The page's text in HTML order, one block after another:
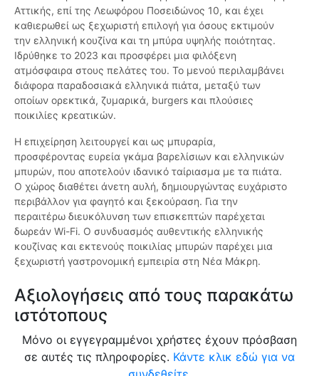
Αττικής, επί της Λεωφόρου Ποσειδώνος 10, και έχει
καθιερωθεί ως ξεχωριστή επιλογή για όσους εκτιμούν
την ελληνική κουζίνα και τη μπύρα υψηλής ποιότητας.
Ιδρύθηκε το 2023 και προσφέρει μια φιλόξενη
ατμόσφαιρα στους πελάτες του. Το μενού περιλαμβάνει
διάφορα παραδοσιακά ελληνικά πιάτα, μεταξύ των
οποίων ορεκτικά, ζυμαρικά, burgers και πλούσιες
ποικιλίες κρεατικών.
Η επιχείρηση λειτουργεί και ως μπυραρία,
προσφέροντας ευρεία γκάμα βαρελίσιων και ελληνικών
μπυρών, που αποτελούν ιδανικό ταίριασμα με τα πιάτα.
Ο χώρος διαθέτει άνετη αυλή, δημιουργώντας ευχάριστο
περιβάλλον για φαγητό και ξεκούραση. Για την
περαιτέρω διευκόλυνση των επισκεπτών παρέχεται
δωρεάν Wi-Fi. Ο συνδυασμός αυθεντικής ελληνικής
κουζίνας και εκτενούς ποικιλίας μπυρών παρέχει μια
ξεχωριστή γαστρονομική εμπειρία στη Νέα Μάκρη.
Αξιολογήσεις από τους παρακάτω
ιστότοπους
Μόνο οι εγγεγραμμένοι χρήστες έχουν πρόσβαση
σε αυτές τις πληροφορίες. Κάντε κλικ εδώ για να